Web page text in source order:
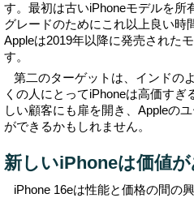
す。最初は古いiPhoneモデルを所
グレードのためにこれ以上良い時
Appleは2019年以降に発売された
す。
第二のターゲットは、インドの
くの人にとってiPhoneは高価すぎ
しい顧客にも扉を開き、Appleの
ができるかもしれません。
新しいiPhoneは価値が
iPhone 16eは性能と価格の間の